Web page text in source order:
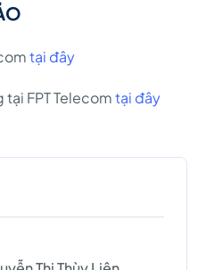
tại đây
FPT Telecomtại đây